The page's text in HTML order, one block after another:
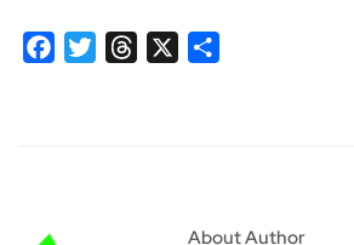
FacebookTwitterThreads
About Author